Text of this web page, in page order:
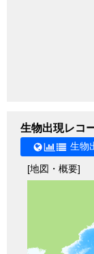
生物出現レコ
生物
[地図・概要]